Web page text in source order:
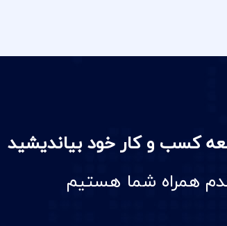
کسب و کار خود بیاندیشید
همراه شما هستیم